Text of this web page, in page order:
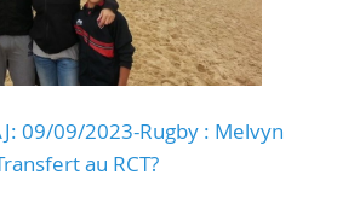
09/09/2023-Rugby : Melvyn
au RCT?